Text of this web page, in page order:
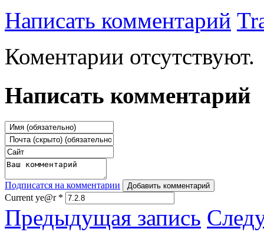
Написать комментарий
Коментарии отсутствуют.
Написать комментарий
Подписатся на комментарии Добавить комментарий
Current ye@r *
Предыдущая запись